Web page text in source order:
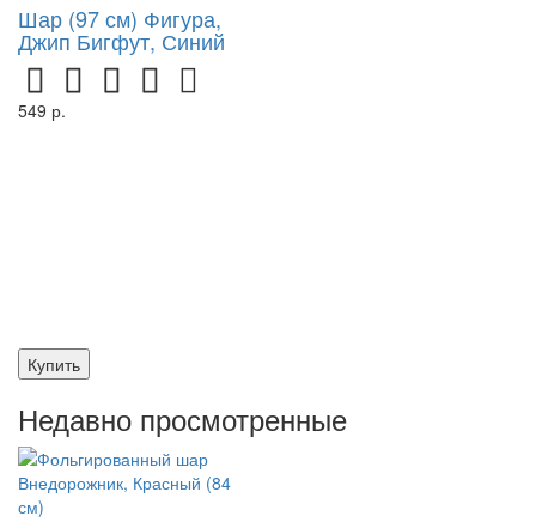
Шар (97 см) Фигура,
Джип Бигфут, Синий
549 р.
Купить
Недавно просмотренные